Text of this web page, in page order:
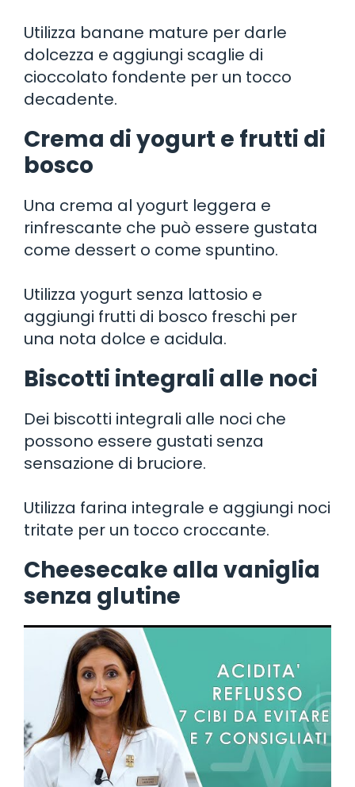
Utilizza banane mature per darle
dolcezza e aggiungi scaglie di
cioccolato fondente per un tocco
decadente.
Crema di yogurt e frutti di
bosco
Una crema al yogurt leggera e
rinfrescante che può essere gustata
come dessert o come spuntino.
Utilizza yogurt senza lattosio e
aggiungi frutti di bosco freschi per
una nota dolce e acidula.
Biscotti integrali alle noci
Dei biscotti integrali alle noci che
possono essere gustati senza
sensazione di bruciore.
Utilizza farina integrale e aggiungi noci
tritate per un tocco croccante.
Cheesecake alla vaniglia
senza glutine